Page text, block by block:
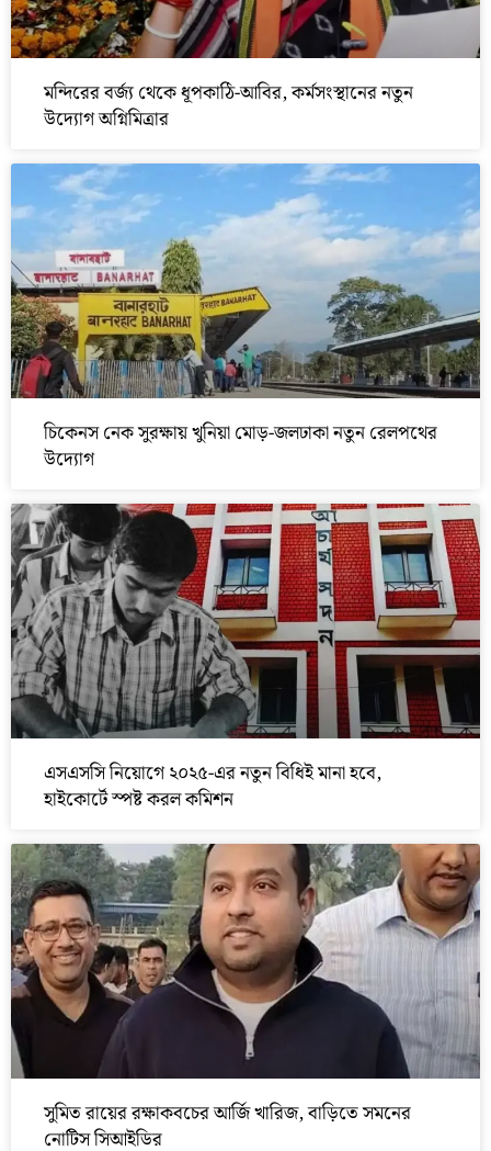
মন্দিরের বর্জ্য থেকে ধূপকাঠি-আবির, কর্মসংস্থানের নতুন
উদ্যোগ অগ্নিমিত্রার
চিকেনস নেক সুরক্ষায় খুনিয়া মোড়-জলঢাকা নতুন রেলপথের
উদ্যোগ
এসএসসি নিয়োগে ২০২৫-এর নতুন বিধিই মানা হবে,
হাইকোর্টে স্পষ্ট করল কমিশন
সুমিত রায়ের রক্ষাকবচের আর্জি খারিজ, বাড়িতে সমনের
নোটিস সিআইডির